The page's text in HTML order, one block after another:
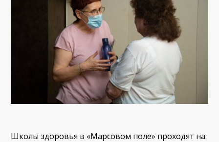
Школы здоровья в «Марсовом поле» проходят на